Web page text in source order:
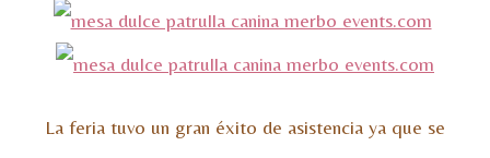
La feria tuvo un gran éxito de asistencia ya que se